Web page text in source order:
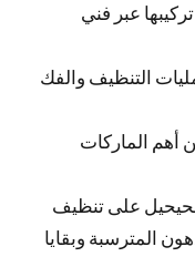
عبر فني
التنظيف والفك
أهم الماركات
على تنظيف
المترسبة وبقايا